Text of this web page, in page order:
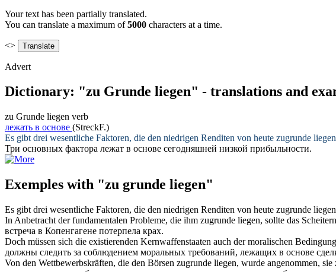
Your text has been partially translated.
You can translate a maximum of5000 characters at a time.
<>
Advert
Dictionary: "zu Grunde liegen" - translations and
zu Grunde liegen verb
лежать в основе (StreckF.)
Es gibt drei wesentliche Faktoren, die den niedrigen Renditen von heute zugrunde liegen
Три основных фактора лежат в основе сегодняшней низкой прибыльности.
Exemples with "zu grunde liegen"
Es gibt drei wesentliche Faktoren, die den niedrigen Renditen von heute zugrunde liegen
In Anbetracht der fundamentalen Probleme, die ihm zugrunde liegen, sollte das
встреча в Копенгагене потерпела крах.
Doch müssen sich die existierenden Kernwaffenstaaten auch der moralischen
должны следить за соблюдением моральных требований, лежащих в основе
Von den Wettbewerbskräften, die den Börsen zugrunde liegen, wurde angenommen,